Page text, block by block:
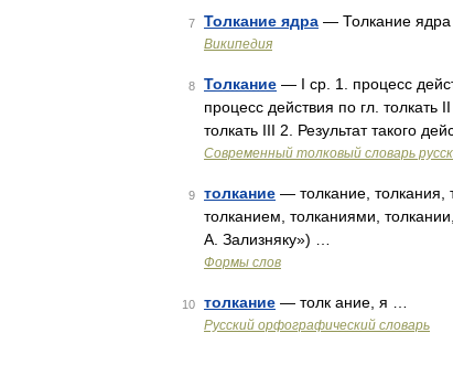
7 Толкание ядра — Толкание ядра
Википедия
8 Толкание — I ср. 1. процесс
процесс действия по гл. толкать
толкать III 2. Результат такого
Современный толковый словарь
9 толкание — толкание, толкания,
толканием, толканиями,
А. Зализняку») …
Формы слов
10 толкание — толк ание, я …
Русский орфографический словарь